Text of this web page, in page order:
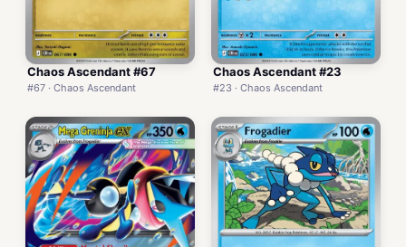
Chaos Ascendant #67
#67 · Chaos Ascendant
Chaos Ascendant #23
#23 · Chaos Ascendant